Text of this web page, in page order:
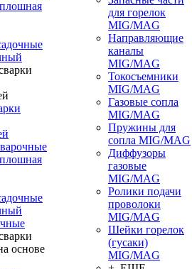
для горелок
MIG/MAG
Направляющие
каналы
MIG/MAG
Токосъемники
MIG/MAG
Газовые сопла
MIG/MAG
Пружины для
сопла MIG/MAG
Диффузоры
газовые
MIG/MAG
Ролики подачи
проволоки
MIG/MAG
Шейки горелок
(гусаки)
MIG/MAG